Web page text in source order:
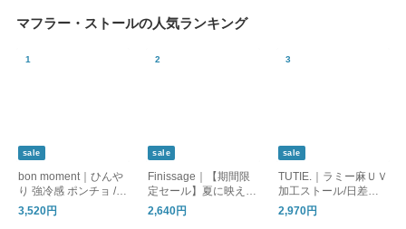
マフラー・ストールの人気ランキング
sale
bon moment｜ひんや
り 強冷感 ポンチョ / C
OOLIC[R] 接触冷感 持
続冷感 UVカット99％
3,520円
sale
Finissage｜【期間限
定セール】夏に映える
インドのブロックプリ
ントボレロ 巾着付き
2,640円
sale
TUTIE.｜ラミー麻ＵＶ
加工ストール/日差し
対策・UVケア・麻・
天然素材
2,970円